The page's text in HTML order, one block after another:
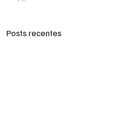
Posts recentes